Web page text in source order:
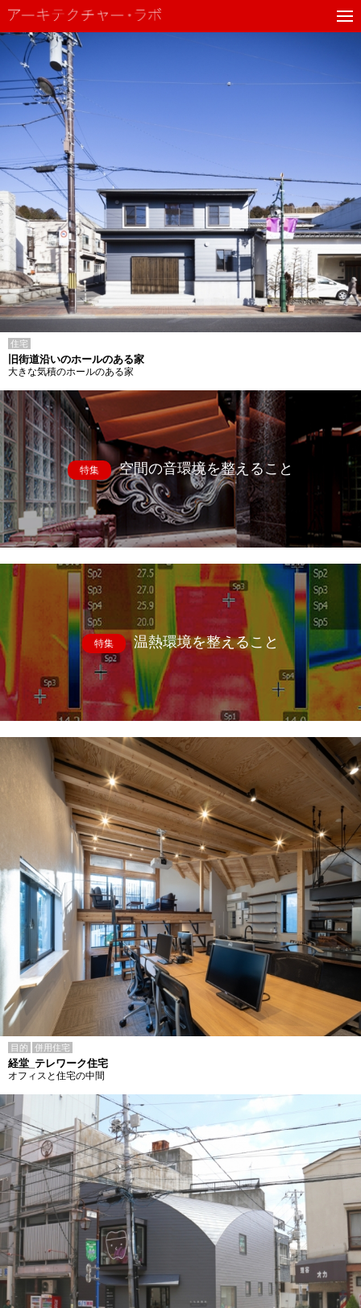
住宅
旧街道沿いのホールのある家
大きな気積のホールのある家
特集 空間の音環境を整えること
特集 温熱環境を整えること
目的 併用住宅
経堂_テレワーク住宅
オフィスと住宅の中間